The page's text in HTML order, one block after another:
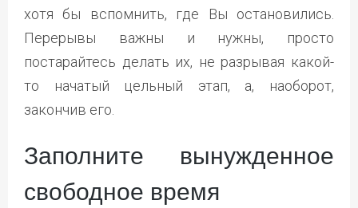
хотя бы вспомнить, где Вы остановились.
Перерывы важны и нужны, просто
постарайтесь делать их, не разрывая какой-
то начатый цельный этап, а, наоборот,
закончив его.
Заполните вынужденное
свободное время